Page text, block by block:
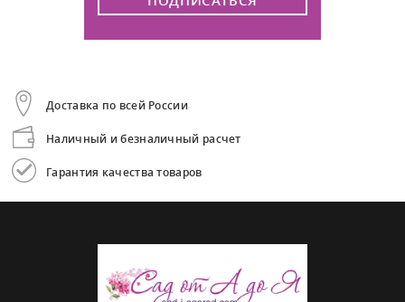
Доставка по всей России
Наличный и безналичный расчет
Гарантия качества товаров